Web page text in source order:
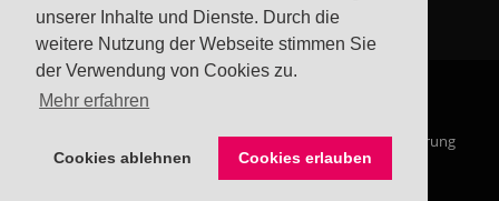
unserer Inhalte und Dienste. Durch die
weitere Nutzung der Webseite stimmen Sie
der Verwendung von Cookies zu.
Mehr erfahren
Cookies ablehnen Cookies erlauben
Impressum Datenschutzerklärung